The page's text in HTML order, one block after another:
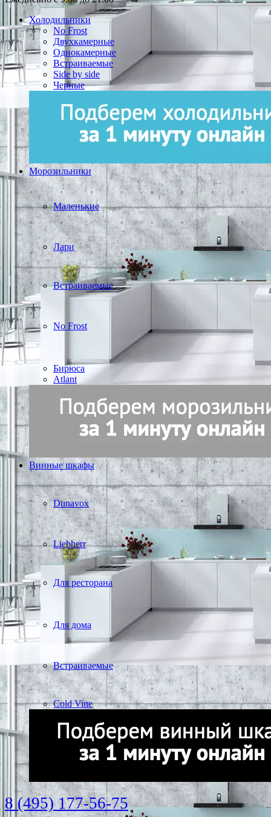
Холодильники
No Frost
Двухкамерные
Однокамерные
Встраиваемые
Side by side
Черные
Морозильники
Маленькие
Лари
Встраиваемые
No Frost
Бирюса
Atlant
Винные шкафы
Dunavox
Liebherr
Для ресторана
Для дома
Встраиваемые
Cold Vine
8 (495) 177-56-75